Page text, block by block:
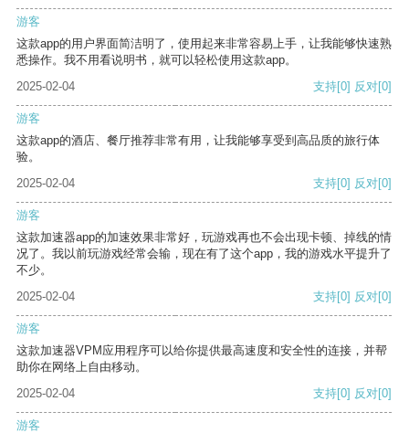
游客
这款app的用户界面简洁明了，使用起来非常容易上手，让我能够快速熟
悉操作。我不用看说明书，就可以轻松使用这款app。
2025-02-04
支持[0] 反对[0]
游客
这款app的酒店、餐厅推荐非常有用，让我能够享受到高品质的旅行体
验。
2025-02-04
支持[0] 反对[0]
游客
这款加速器app的加速效果非常好，玩游戏再也不会出现卡顿、掉线的情
况了。我以前玩游戏经常会输，现在有了这个app，我的游戏水平提升了
不少。
2025-02-04
支持[0] 反对[0]
游客
这款加速器VPM应用程序可以给你提供最高速度和安全性的连接，并帮
助你在网络上自由移动。
2025-02-04
支持[0] 反对[0]
游客